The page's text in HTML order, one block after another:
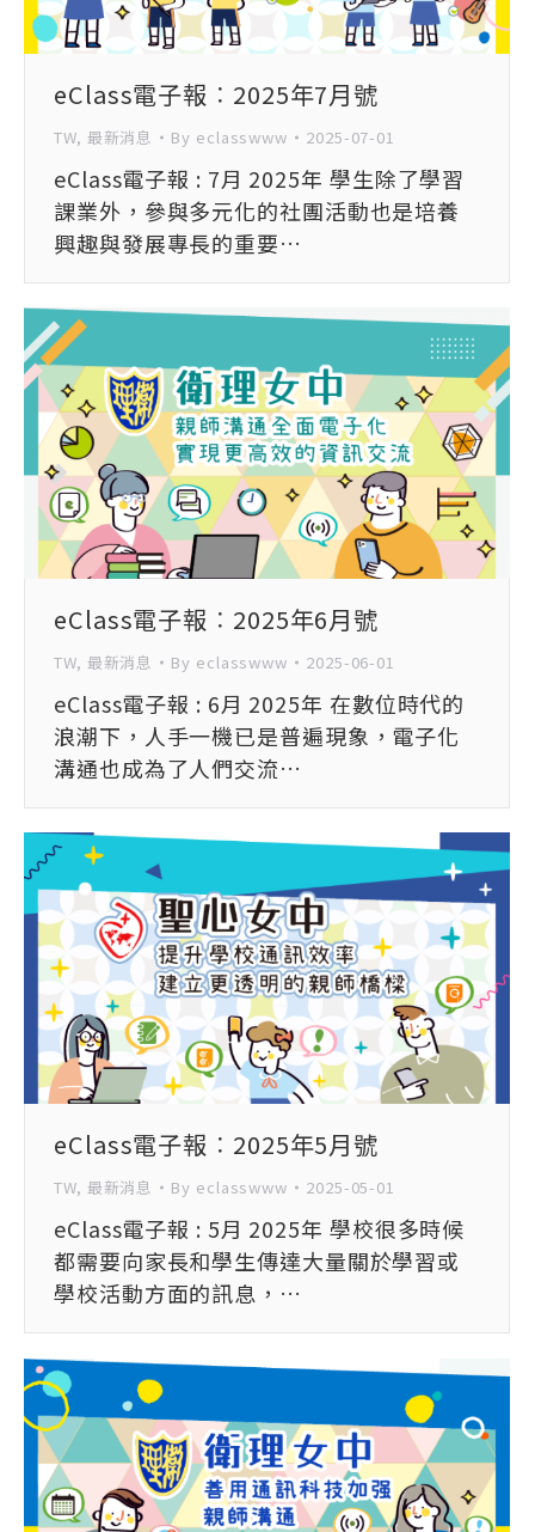
eClass電子報︰2025年7月號
TW, 最新消息 By eclasswww 2025-07-01
eClass電子報 : 7月 2025年 學生除了學習
課業外，參與多元化的社團活動也是培養
興趣與發展專長的重要…
eClass電子報︰2025年6月號
TW, 最新消息 By eclasswww 2025-06-01
eClass電子報 : 6月 2025年 在數位時代的
浪潮下，人手一機已是普遍現象，電子化
溝通也成為了人們交流…
eClass電子報︰2025年5月號
TW, 最新消息 By eclasswww 2025-05-01
eClass電子報 : 5月 2025年 學校很多時候
都需要向家長和學生傳達大量關於學習或
學校活動方面的訊息，…